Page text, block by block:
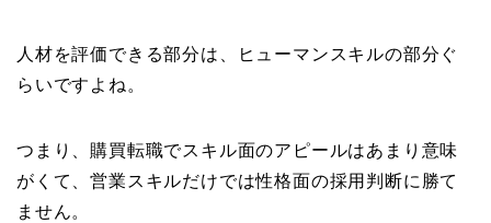
人材を評価できる部分は、ヒューマンスキルの部分ぐ
らいですよね。
つまり、購買転職でスキル面のアピールはあまり意味
がくて、営業スキルだけでは性格面の採用判断に勝て
ません。